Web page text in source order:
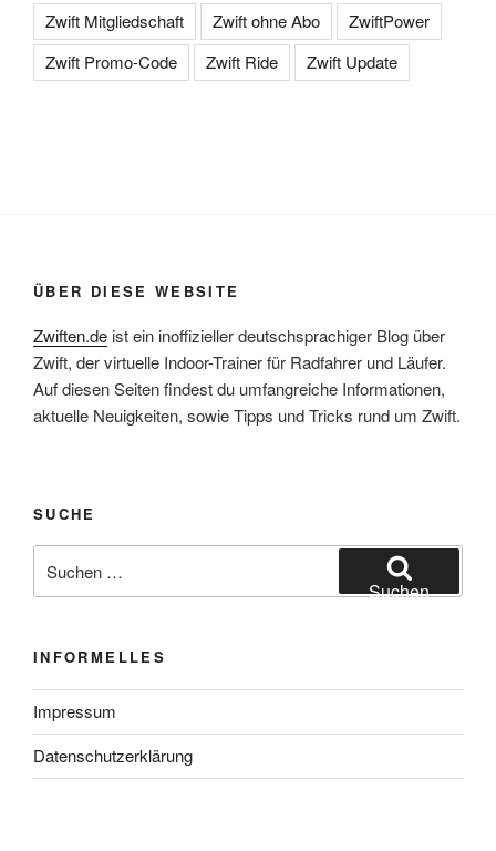
Zwift Mitgliedschaft
Zwift ohne Abo
ZwiftPower
Zwift Promo-Code
Zwift Ride Zwift Update
ÜBER DIESE WEBSITE
Zwiften.de ist ein inoffizieller deutschsprachiger Blog über
Zwift, der virtuelle Indoor-Trainer für Radfahrer und Läufer.
Auf diesen Seiten findest du umfangreiche Informationen,
aktuelle Neuigkeiten, sowie Tipps und Tricks rund um Zwift.
SUCHE
nach:
Suchen
INFORMELLES
Impressum
Datenschutzerklärung